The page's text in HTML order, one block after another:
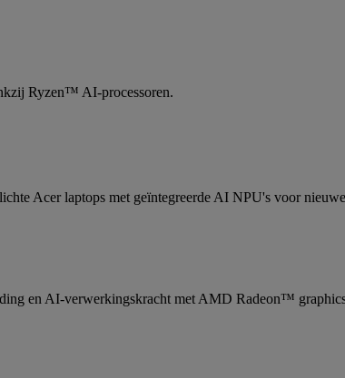
Ryzen™ AI-processoren.
Acer laptops met geïntegreerde AI NPU's voor
en AI-verwerkingskracht met AMD Radeon™